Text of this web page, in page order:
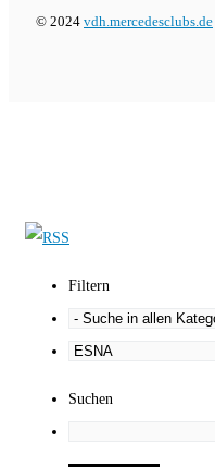
© 2024 vdh.mercedesclubs.de
Filtern
Suchen